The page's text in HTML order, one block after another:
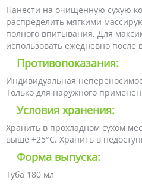
Нанести на очищенную сухую
распределить мягкими
полного впитывания. Для
использовать ежедневно
Противопоказания:
Индивидуальная
Только для наружного
Условия хранения:
Хранить в прохладном сухом
выше +25°С. Хранить в
Форма выпуска:
Туба 180 мл